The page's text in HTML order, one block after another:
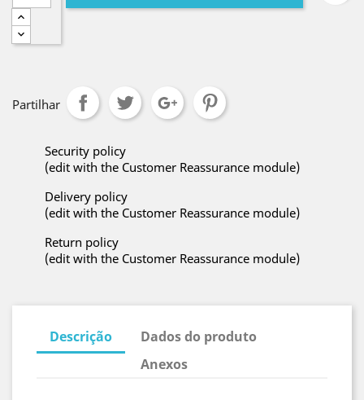
Partilhar
Security policy
(edit with the Customer Reassurance module)
Delivery policy
(edit with the Customer Reassurance module)
Return policy
(edit with the Customer Reassurance module)
Descrição
Dados do produto
Anexos